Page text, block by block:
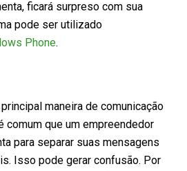
ficará surpreso com sua
pode ser utilizado
Phone.
maneira de comunicação
comum que um empreendedor
para separar suas mensagens
Isso pode gerar confusão. Por